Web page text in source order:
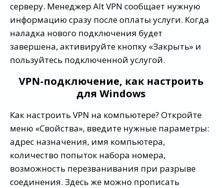
серверу. Менеджер Alt VPN сообщает нужную
информацию сразу после оплаты услуги. Когда
наладка нового подключения будет
завершена, активируйте кнопку «Закрыть» и
пользуйтесь подключенной услугой.
VPN-подключение, как настроить
для Windows
Как настроить VPN на компьютере? Откройте
меню «Свойства», введите нужные параметры:
адрес назначения, имя компьютера,
количество попыток набора номера,
возможность перезванивания при разрыве
соединения. Здесь же можно прописать